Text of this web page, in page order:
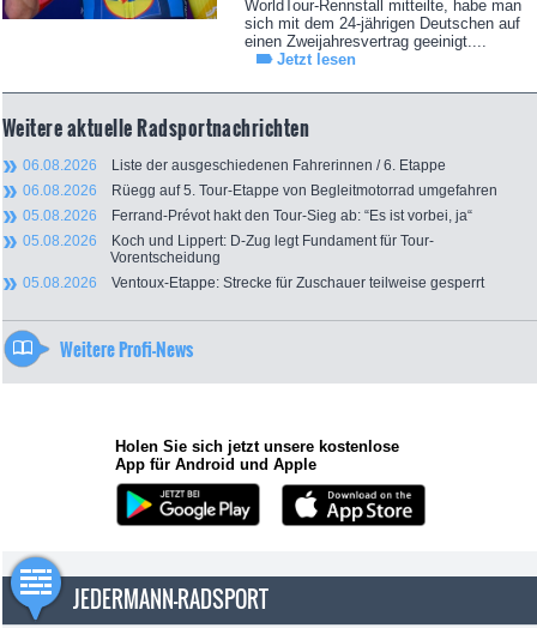
WorldTour-Rennstall mitteilte, habe man
sich mit dem 24-jährigen Deutschen auf
einen Zweijahresvertrag geeinigt....
Jetzt lesen
Weitere aktuelle Radsportnachrichten
06.08.2026 Liste der ausgeschiedenen Fahrerinnen / 6. Etappe
06.08.2026 Rüegg auf 5. Tour-Etappe von Begleitmotorrad umgefahren
05.08.2026 Ferrand-Prévot hakt den Tour-Sieg ab: “Es ist vorbei, ja“
05.08.2026 Koch und Lippert: D-Zug legt Fundament für Tour-
Vorentscheidung
05.08.2026 Ventoux-Etappe: Strecke für Zuschauer teilweise gesperrt
Weitere Profi-News
Holen Sie sich jetzt unsere kostenlose
App für Android und Apple
JEDERMANN-RADSPORT